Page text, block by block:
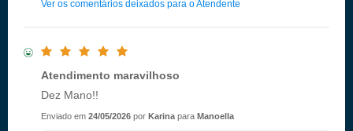
Ver os comentários deixados para o Atendente
Atendimento maravilhoso
Dez Mano!!
Enviado em 24/05/2026 por Karinapara Manoella